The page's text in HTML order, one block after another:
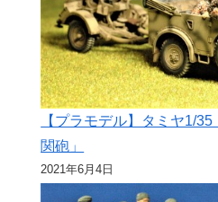
【プラモデル】タミヤ1/
関砲」
2021年6月4日